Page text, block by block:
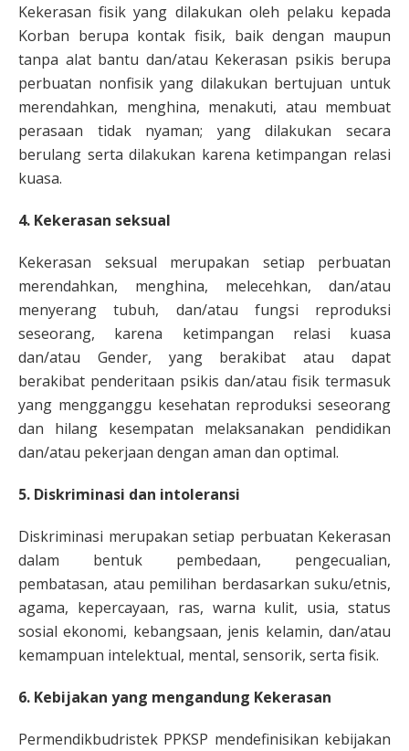
Kekerasan fisik yang dilakukan oleh pelaku kepada
Korban berupa kontak fisik, baik dengan maupun
tanpa alat bantu dan/atau Kekerasan psikis berupa
perbuatan nonfisik yang dilakukan bertujuan untuk
merendahkan, menghina, menakuti, atau membuat
perasaan tidak nyaman; yang dilakukan secara
berulang serta dilakukan karena ketimpangan relasi
kuasa.
4. Kekerasan seksual
Kekerasan seksual merupakan setiap perbuatan
merendahkan, menghina, melecehkan, dan/atau
menyerang tubuh, dan/atau fungsi reproduksi
seseorang, karena ketimpangan relasi kuasa
dan/atau Gender, yang berakibat atau dapat
berakibat penderitaan psikis dan/atau fisik termasuk
yang mengganggu kesehatan reproduksi seseorang
dan hilang kesempatan melaksanakan pendidikan
dan/atau pekerjaan dengan aman dan optimal.
5. Diskriminasi dan intoleransi
Diskriminasi merupakan setiap perbuatan Kekerasan
dalam bentuk pembedaan, pengecualian,
pembatasan, atau pemilihan berdasarkan suku/etnis,
agama, kepercayaan, ras, warna kulit, usia, status
sosial ekonomi, kebangsaan, jenis kelamin, dan/atau
kemampuan intelektual, mental, sensorik, serta fisik.
6. Kebijakan yang mengandung Kekerasan
Permendikbudristek PPKSP mendefinisikan kebijakan